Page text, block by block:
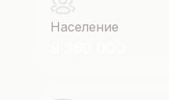
Население